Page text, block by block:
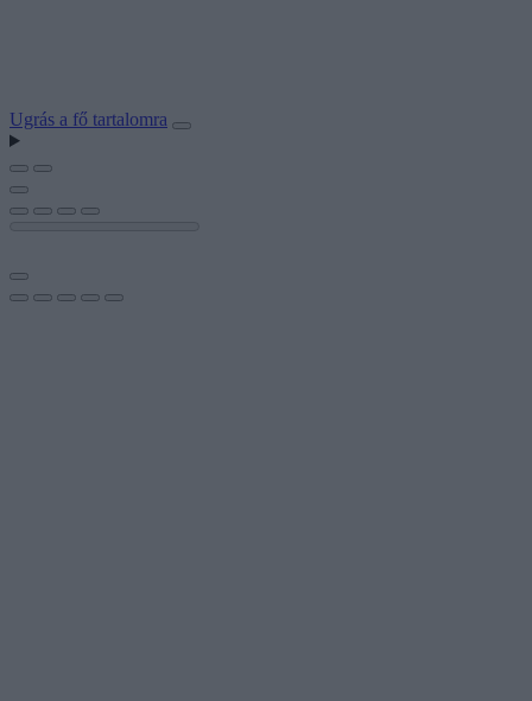
Ugrás a fő tartalomra